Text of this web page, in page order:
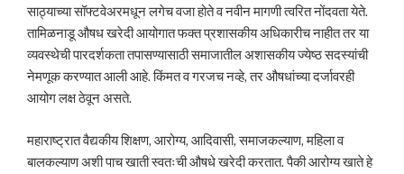
साठ्याच्या सॉफ्टवेअरमधून लगेच वजा होते व नवीन मागणी त्वरित नोंदवता येते.
तामिळनाडू औषध खरेदी आयोगात फक्त प्रशासकीय अधिकारीच नाहीत तर या
व्यवस्थेची पारदर्शकता तपासण्यासाठी समाजातील अशासकीय ज्येष्ठ सदस्यांची
नेमणूक करण्यात आली आहे. किंमत व गरजच नव्हे, तर औषधांच्या दर्जावरही
आयोग लक्ष ठेवून असते.
महाराष्ट्रात वैद्यकीय शिक्षण, आरोग्य, आदिवासी, समाजकल्याण, महिला व
बालकल्याण अशी पाच खाती स्वतःची औषधे खरेदी करतात. पैकी आरोग्य खाते हे